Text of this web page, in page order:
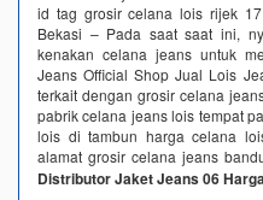
id tag grosir celana lois rijek
Bekasi – Pada saat saat ini,
kenakan celana jeans untuk
Jeans Official Shop Jual Lois
terkait dengan grosir celana
pabrik celana jeans lois tempat
lois di tambun harga celana
alamat grosir celana jeans
Distributor Jaket Jeans 06